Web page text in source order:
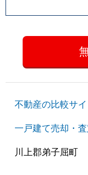
不動産の比較サ
一戸建て売却・
川上郡弟子屈町